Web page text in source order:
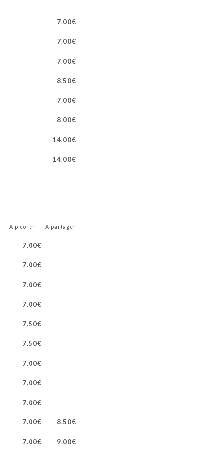
7.00€
7.00€
7.00€
8.50€
7.00€
8.00€
14.00€
14.00€
A picorer A partager
7.00€
7.00€
7.00€
7.00€
7.50€
7.50€
7.00€
7.00€
7.00€
7.00€ 8.50€
7.00€ 9.00€